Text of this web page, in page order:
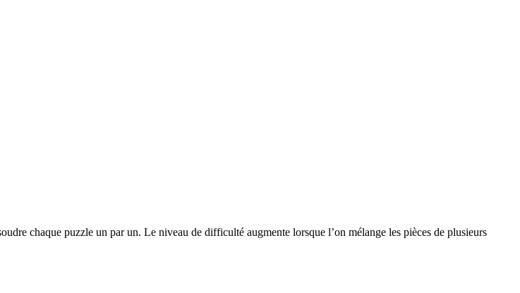
chaque puzzle un par un. Le niveau de difficulté augmente lorsque l’on mélange les pièces de plusieurs